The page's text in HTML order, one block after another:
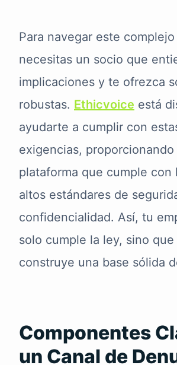
Para navegar este complejo
necesitas un socio que
implicaciones y te ofrezca
robustas. Ethicvoice está
ayudarte a cumplir con
exigencias, proporcionando
plataforma que cumple con
altos estándares de
confidencialidad. Así, tu
solo cumple la ley, sino
construye una base sólida
Componentes
un Canal de